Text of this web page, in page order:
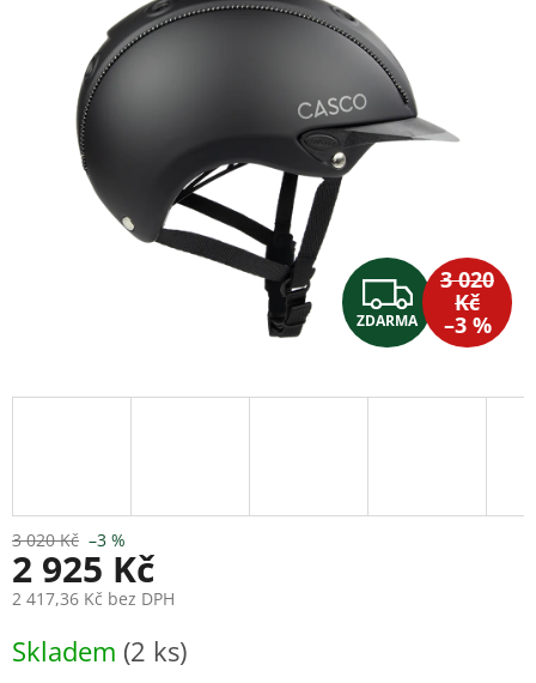
hvězdiček.
Z
D
A
ZDARMA
3 020
Kč
–3 %
3 020 Kč –3 %
2 925 Kč
2 417,36 Kč bez DPH
cena:
Skladem (2 ks)